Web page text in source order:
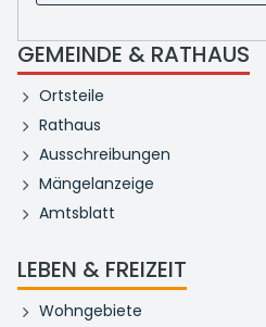
GEMEINDE & RATHAUS
Ortsteile
Rathaus
Ausschreibungen
Mängelanzeige
Amtsblatt
LEBEN & FREIZEIT
Wohngebiete